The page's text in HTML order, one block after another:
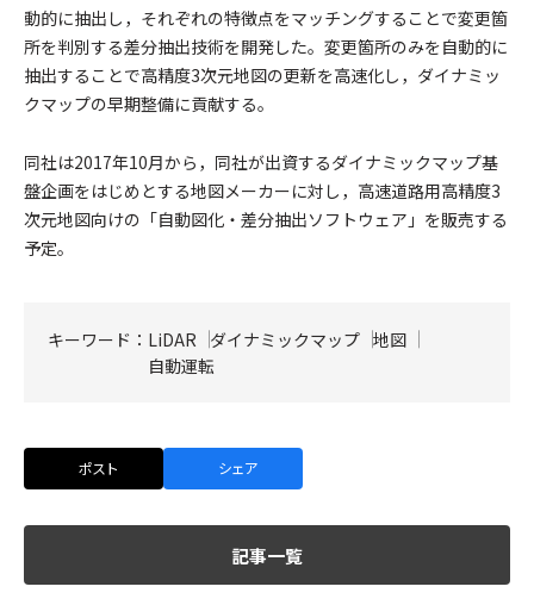
動的に抽出し，それぞれの特徴点をマッチングすることで変更箇
所を判別する差分抽出技術を開発した。変更箇所のみを自動的に
抽出することで高精度3次元地図の更新を高速化し，ダイナミッ
クマップの早期整備に貢献する。
同社は2017年10月から，同社が出資するダイナミックマップ基
盤企画をはじめとする地図メーカーに対し，高速道路用高精度3
次元地図向けの「自動図化・差分抽出ソフトウェア」を販売する
予定。
キーワード： LiDAR ダイナミックマップ 地図
自動運転
ポスト シェア
記事一覧